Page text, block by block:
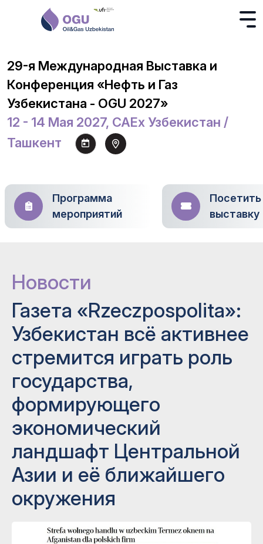
29-я Международная Выставка и
Конференция «Нефть и Газ
Узбекистана - OGU 2027»
12 - 14 Мая 2027, CAEx Узбекистан /
Ташкент
Программа
мероприятий
Посетить
выставку
Новости
Газета «Rzeczpospolita»:
Узбекистан всё активнее
стремится играть роль
государства,
формирующего
экономический
ландшафт Центральной
Азии и её ближайшего
окружения